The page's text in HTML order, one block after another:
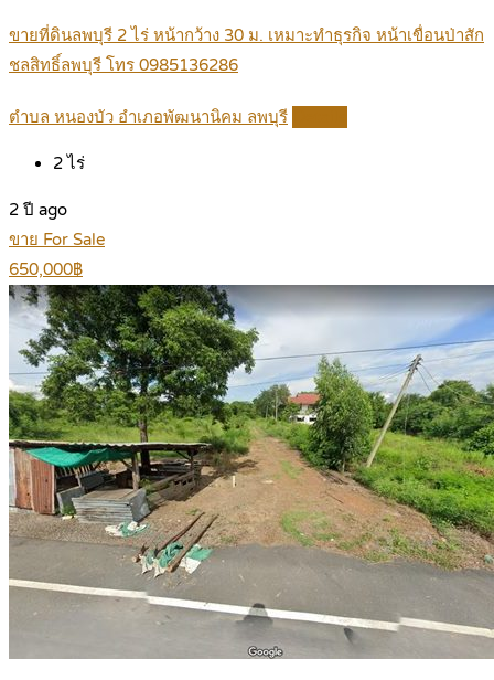
ขายที่ดินลพบุรี 2 ไร่ หน้ากว้าง 30 ม. เหมาะทำธุรกิจ หน้าเขื่อนป่าสัก
ชลสิทธิ์ลพบุรี โทร 0985136286
ตำบล หนองบัว อำเภอพัฒนานิคม ลพบุรี
2ไร่
2 ปี ago
ขาย For Sale
650,000฿